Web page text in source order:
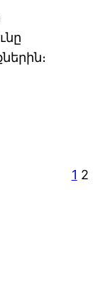
1 2